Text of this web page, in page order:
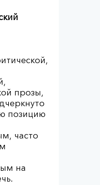
прозы,
позицию
часто
на